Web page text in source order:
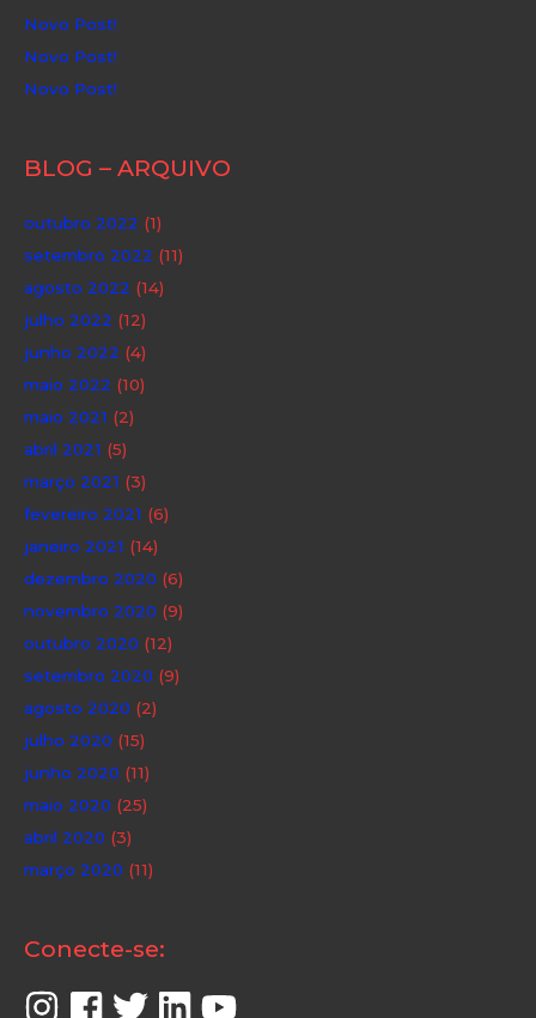
Novo Post!
Novo Post!
Novo Post!
BLOG – ARQUIVO
outubro 2022 (1)
setembro 2022 (11)
agosto 2022 (14)
julho 2022 (12)
junho 2022 (4)
maio 2022 (10)
maio 2021 (2)
abril 2021 (5)
março 2021 (3)
fevereiro 2021 (6)
janeiro 2021 (14)
dezembro 2020 (6)
novembro 2020 (9)
outubro 2020 (12)
setembro 2020 (9)
agosto 2020 (2)
julho 2020 (15)
junho 2020 (11)
maio 2020 (25)
abril 2020 (3)
março 2020 (11)
Conecte-se: